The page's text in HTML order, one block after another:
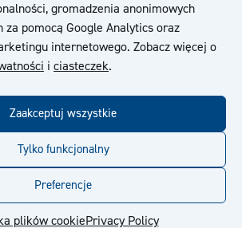
gromadzenia anonimowych
pomocą Google Analytics oraz
internetowego. Zobacz więcej o
i ciasteczek.
Zaakceptuj wszystkie
Tylko funkcjonalny
Preferencje
plików cookiePrivacy Policy